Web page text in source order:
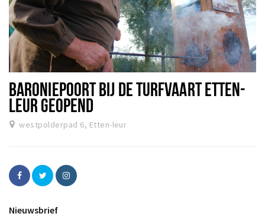
BARONIEPOORT BIJ DE TURFVAART ETTEN-
LEUR GEOPEND
westpolderpad 6, Etten-leur
Nieuwsbrief